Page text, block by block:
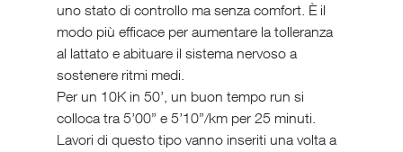
uno stato di controllo ma senza comfort. È il
modo più efficace per aumentare la tolleranza
al lattato e abituare il sistema nervoso a
sostenere ritmi medi.
Per un 10K in 50’, un buon tempo run si
colloca tra 5’00” e 5’10”/km per 25 minuti.
Lavori di questo tipo vanno inseriti una volta a